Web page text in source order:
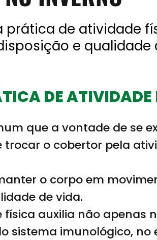
prática de atividade
e qualidade
DE
que a vontade de se
o cobertor pela
o corpo em
de vida.
auxilia não apenas
sistema imunológico,